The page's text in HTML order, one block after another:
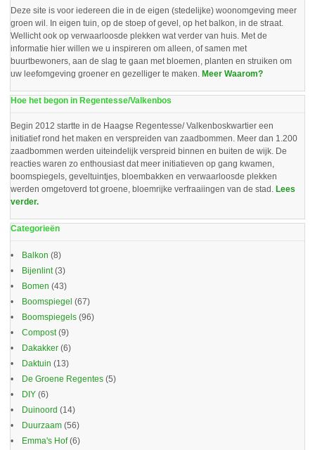
Deze site is voor iedereen die in de eigen (stedelijke) woonomgeving meer
groen wil. In eigen tuin, op de stoep of gevel, op het balkon, in de straat.
Wellicht ook op verwaarloosde plekken wat verder van huis. Met de
informatie hier willen we u inspireren om alleen, of samen met
buurtbewoners, aan de slag te gaan met bloemen, planten en struiken om
uw leefomgeving groener en gezelliger te maken. Meer Waarom?
Hoe het begon in Regentesse/Valkenbos
Begin 2012 startte in de Haagse Regentesse/ Valkenboskwartier een
initiatief rond het maken en verspreiden van zaadbommen. Meer dan 1.200
zaadbommen werden uiteindelijk verspreid binnen en buiten de wijk. De
reacties waren zo enthousiast dat meer initiatieven op gang kwamen,
boomspiegels, geveltuintjes, bloembakken en verwaarloosde plekken
werden omgetoverd tot groene, bloemrijke verfraaiingen van de stad. Lees
verder.
Categorieën
Balkon (8)
Bijenlint(3)
Bomen (43)
Boomspiegel (67)
Boomspiegels (96)
Compost(9)
Dakakker (6)
Daktuin (13)
De Groene Regentes (5)
DIY (6)
Duinoord (14)
Duurzaam (56)
Emma's Hof(6)